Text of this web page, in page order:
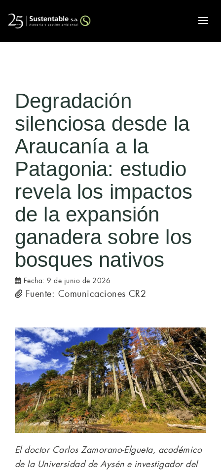
Degradación
silenciosa desde la
Araucanía a la
Patagonia: estudio
revela los impactos
de la expansión
ganadera sobre los
bosques nativos
Fecha:9 de junio de 2026
Fuente: Comunicaciones CR2
El doctor Carlos Zamorano-Elgueta, académico
de la Universidad de Aysén e investigador del